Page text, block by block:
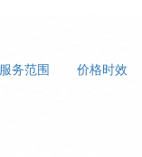
服务范围 价格时效